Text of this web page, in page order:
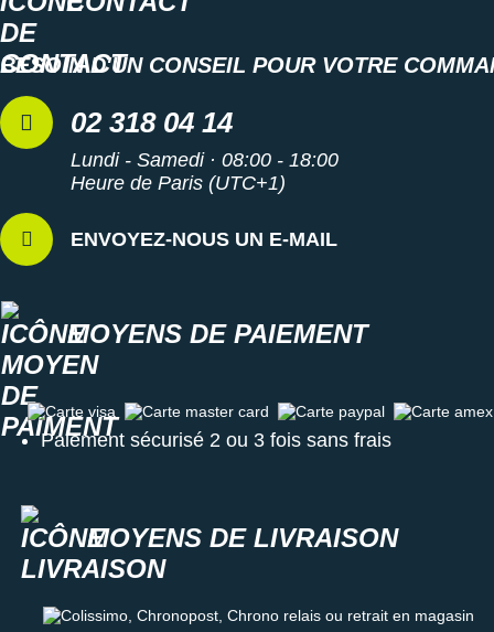
BESOIN D'UN CONSEIL POUR VOTRE
02 318 04 14
Lundi - Samedi · 08:00 - 18:00
Heure de Paris (UTC+1)
ENVOYEZ-NOUS UN E-MAIL
MOYENS DE PAIEMENT
Carte visa Carte master card Carte paypal Carte amex
Paiement sécurisé 2 ou 3 fois sans frais
MOYENS DE LIVRAISON
Colissimo, Chronopost, Chrono relais ou retrait en magasin